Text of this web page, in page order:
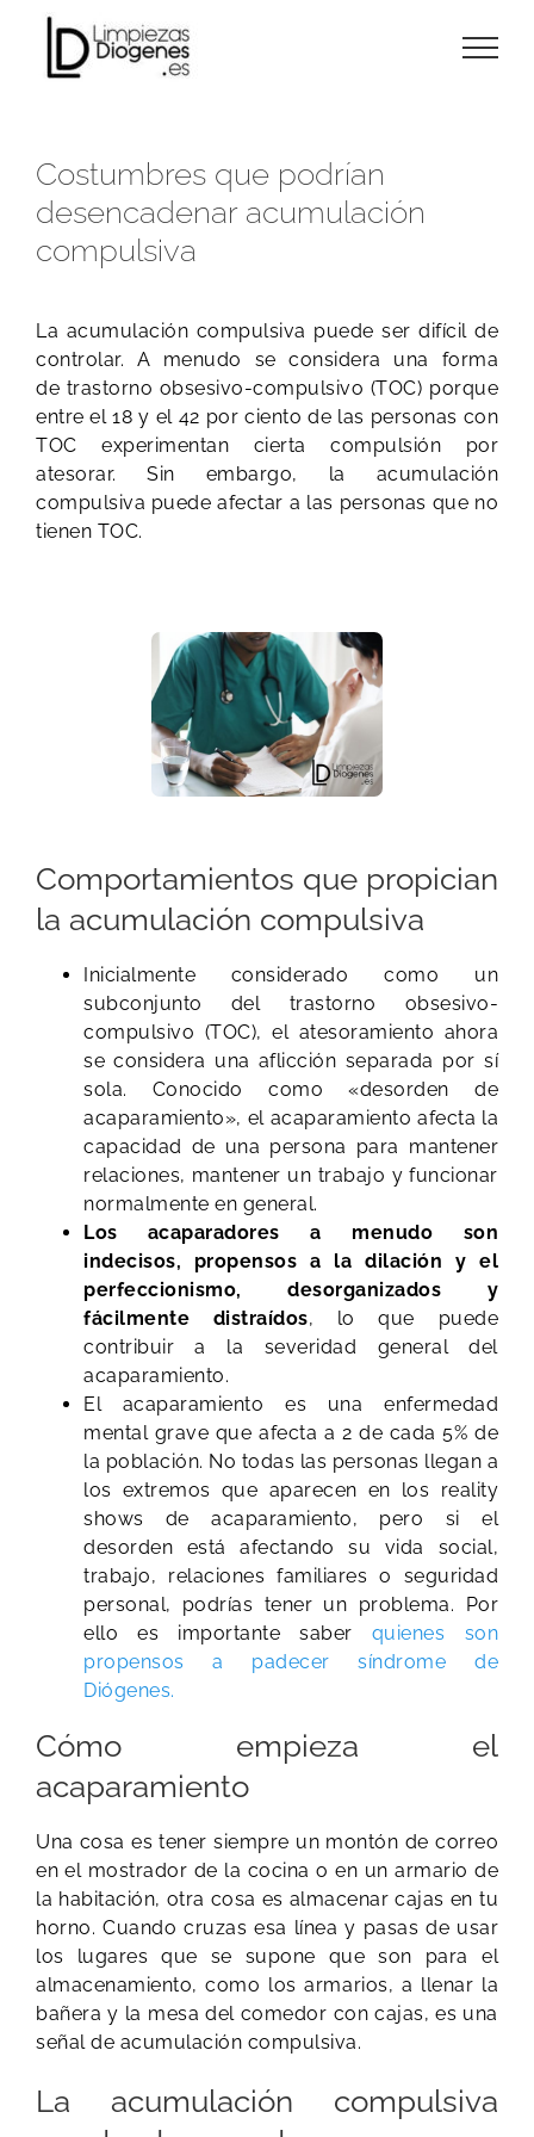
content
Costumbres que podrían
desencadenar acumulación
compulsiva
La acumulación compulsiva puede ser difícil de
controlar. A menudo se considera una forma
de trastorno obsesivo-compulsivo (TOC) porque
entre el 18 y el 42 por ciento de las personas con
TOC experimentan cierta compulsión por
atesorar. Sin embargo, la acumulación
compulsiva puede afectar a las personas que no
tienen TOC.
Comportamientos que propician
la acumulación compulsiva
Inicialmente considerado como un
subconjunto del trastorno obsesivo-
compulsivo (TOC), el atesoramiento ahora
se considera una aflicción separada por sí
sola. Conocido como «desorden de
acaparamiento», el acaparamiento afecta la
capacidad de una persona para mantener
relaciones, mantener un trabajo y funcionar
normalmente en general.
Los acaparadores a menudo son
indecisos, propensos a la dilación y el
perfeccionismo, desorganizados y
fácilmente distraídos, lo que puede
contribuir a la severidad general del
acaparamiento.
El acaparamiento es una enfermedad
mental grave que afecta a 2 de cada 5% de
la población. No todas las personas llegan a
los extremos que aparecen en los reality
shows de acaparamiento, pero si el
desorden está afectando su vida social,
trabajo, relaciones familiares o seguridad
personal, podrías tener un problema. Por
ello es importante saber quienes son
propensos a padecer síndrome de
Diógenes.
Cómo empieza el
acaparamiento
Una cosa es tener siempre un montón de correo
en el mostrador de la cocina o en un armario de
la habitación, otra cosa es almacenar cajas en tu
horno. Cuando cruzas esa línea y pasas de usar
los lugares que se supone que son para el
almacenamiento, como los armarios, a llenar la
bañera y la mesa del comedor con cajas, es una
señal de acumulación compulsiva.
La acumulación compulsiva